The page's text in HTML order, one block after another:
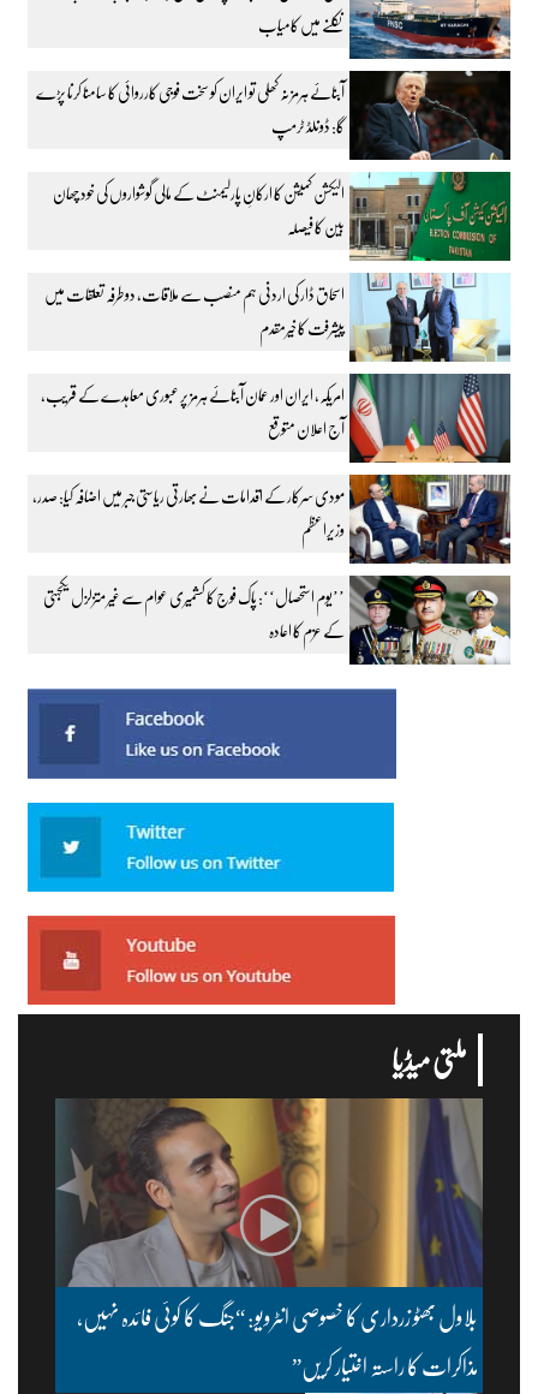
نکلنے میں کامیاب
آبنائے ہرمز نہ کھلی تو ایران کو سخت فوجی کارروائی کا سامنا کرنا پڑے
گا: ڈونلڈ ٹرمپ
الیکشن کمیشن کا ارکانِ پارلیمنٹ کے مالی گوشواروں کی خود چھان
بین کا فیصلہ
اسحاق ڈار کی اردنی ہم منصب سے ملاقات، دوطرفہ تعلقات میں
پیشرفت کا خیرمقدم
امریکہ، ایران اور عمان آبنائے ہرمز پر عبوری معاہدے کے قریب،
آج اعلان متوقع
مودی سرکار کے اقدامات نے بھارتی ریاستی جبر میں اضافہ کیا: صدر،
وزیراعظم
’’یوم استحصال‘‘: پاک فوج کا کشمیری عوام سے غیر متزلزل یکجہتی
کے عزم کا اعادہ
ملتی میڈیا
بلاول بھٹو زرداری کا خصوصی انٹرویو: “جنگ کا کوئی فائدہ نہیں،
مذاکرات کا راستہ اختیار کریں”